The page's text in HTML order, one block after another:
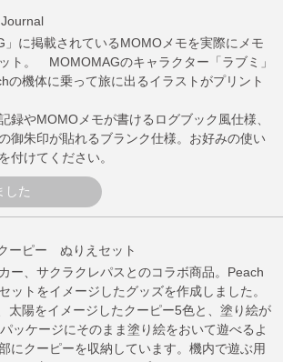
に掲載されているMOMOメモを実際にメモ
ト。 MOMOMAGのキャラクター「ラブミ」
の機体に乗って旅に出るイラストがプリント
録やMOMOメモが書けるログブック風仕様、
御朱印が貼れるブランク仕様。お好みの使い
付けてください。
した
ーピー ぬりえセット
ー、サクラクレパスとのコラボ商品。Peach
ットをイメージしたグッズを作成しました。
太陽をイメージしたクーピー5色と、塗り絵が
ッケージにそのまま塗り絵をおいて遊べるよ
にクーピーを収納しています。機内で遊ぶ用